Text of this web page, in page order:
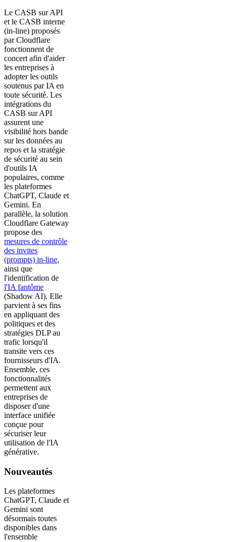
Le CASB sur API
et le CASB interne
(in-line) proposés
par Cloudflare
fonctionnent de
concert afin d'aider
les entreprises à
adopter les outils
soutenus par IA en
toute sécurité. Les
intégrations du
CASB sur API
assurent une
visibilité hors bande
sur les données au
repos et la stratégie
de sécurité au sein
d'outils IA
populaires, comme
les plateformes
ChatGPT, Claude et
Gemini. En
parallèle, la solution
Cloudflare Gateway
propose des
mesures de contrôle
des invites
(prompts) in-line,
ainsi que
l'identification de
l'IA fantôme
(Shadow AI). Elle
parvient à ses fins
en appliquant des
politiques et des
stratégies DLP au
trafic lorsqu'il
transite vers ces
fournisseurs d'IA.
Ensemble, ces
fonctionnalités
permettent aux
entreprises de
disposer d'une
interface unifiée
conçue pour
sécuriser leur
utilisation de l'IA
générative.
Nouveautés
Les plateformes
ChatGPT, Claude et
Gemini sont
désormais toutes
disponibles dans
l'ensemble